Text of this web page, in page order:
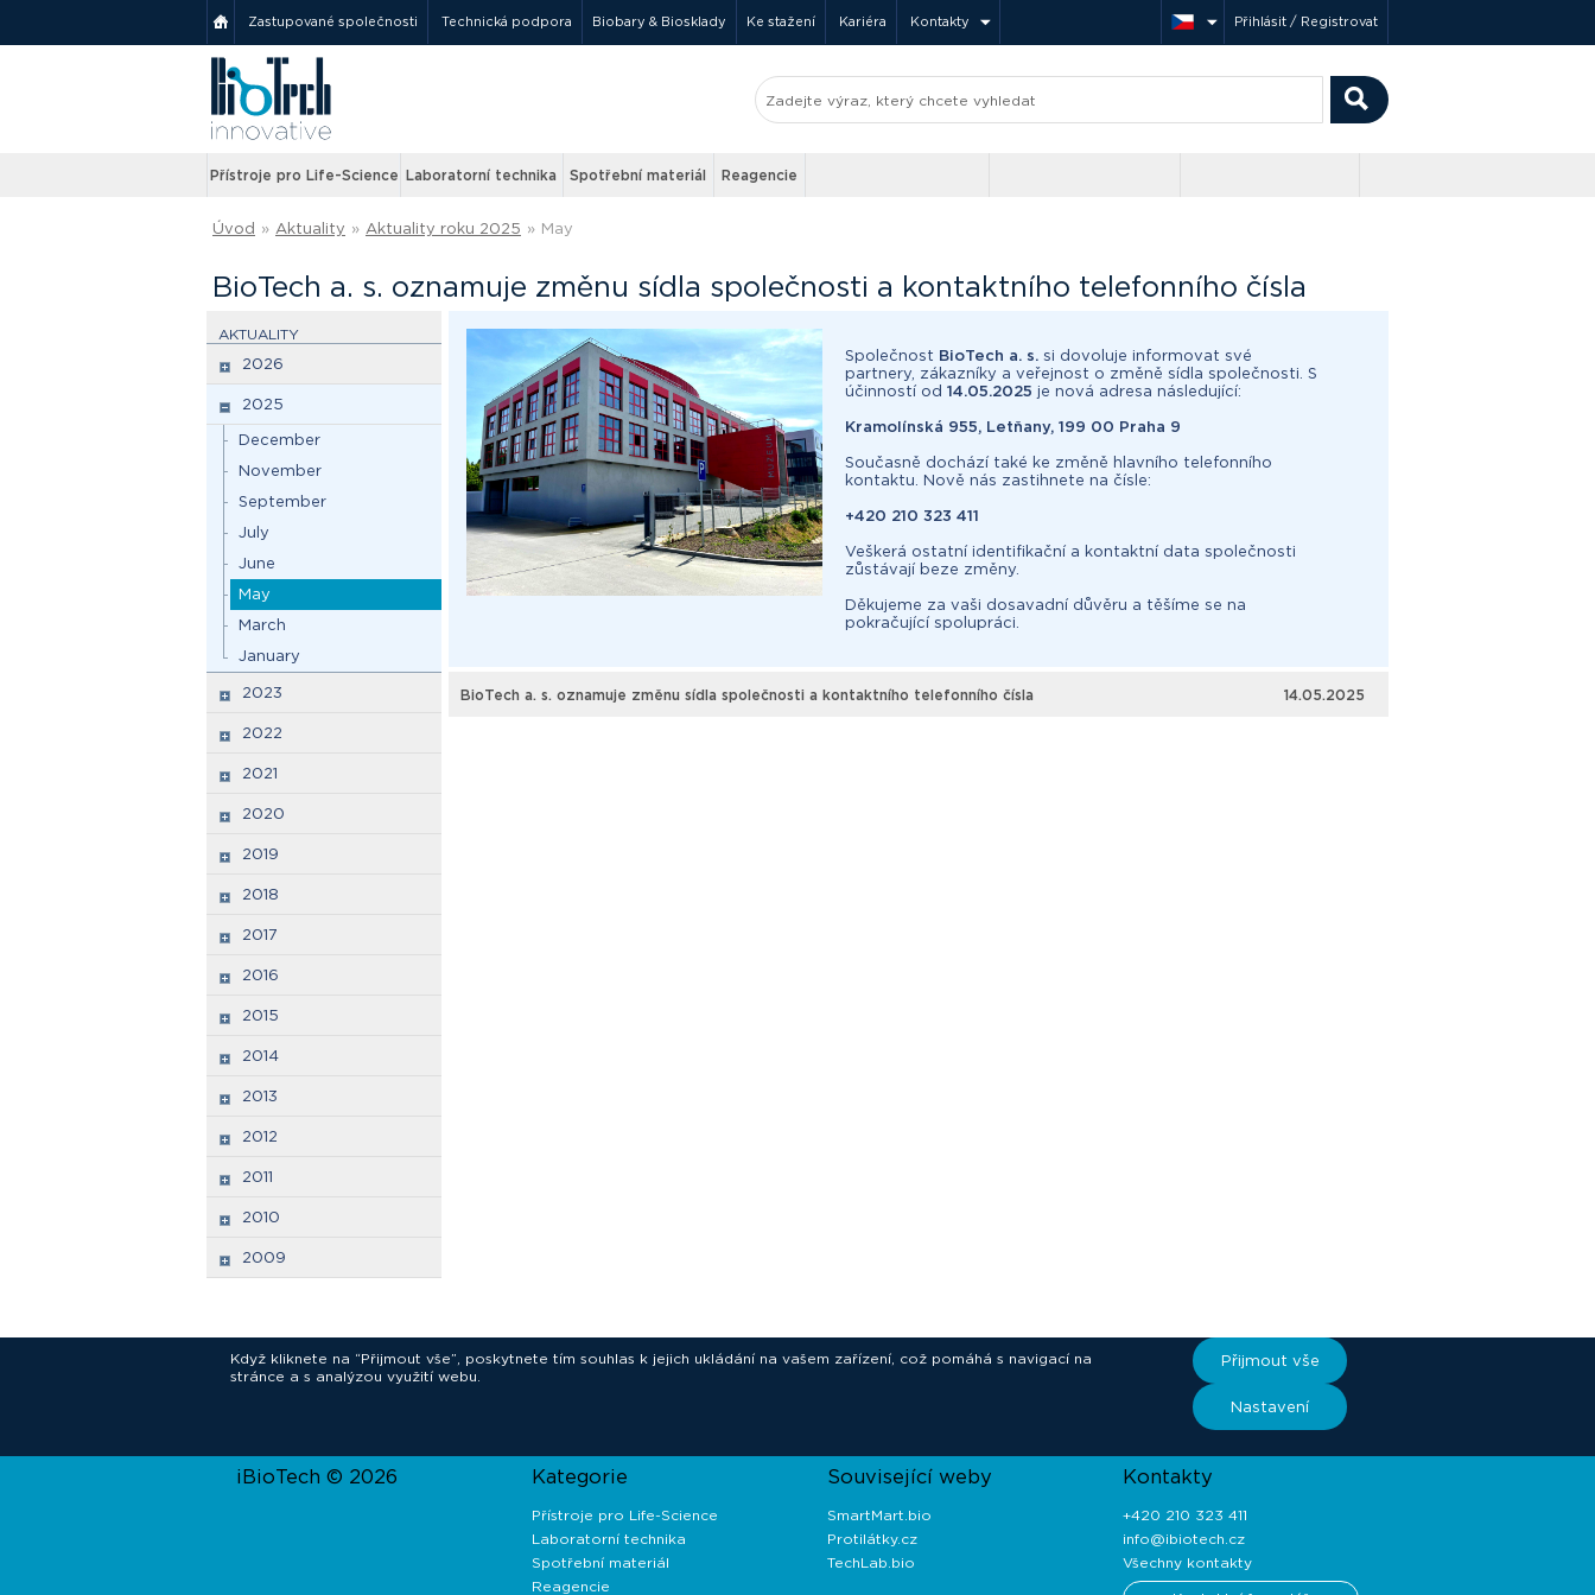
Zastupované společnosti Technická podpora Biobary & Biosklady Ke stažení Kariéra Kontakty Přihlásit / Registrovat
Přístroje pro Life-Science Laboratorní technika Spotřební materiál Reagencie
Úvod » Aktuality » Aktuality roku 2025 » May
BioTech a. s. oznamuje změnu sídla společnosti a kontaktního telefonního čísla
AKTUALITY
2026
2025
December
November
September
July
June
May
March
January
2023
2022
2021
2020
2019
2018
2017
2016
2015
2014
2013
2012
2011
2010
2009
Společnost BioTech a. s. si dovoluje informovat své
partnery, zákazníky a veřejnost o změně sídla společnosti. S
účinností od 14.05.2025 je nová adresa následující:
Kramolínská 955, Letňany, 199 00 Praha 9
Současně dochází také ke změně hlavního telefonního
kontaktu. Nově nás zastihnete na čísle:
+420 210 323 411
Veškerá ostatní identifikační a kontaktní data společnosti
zůstávají beze změny.
Děkujeme za vaši dosavadní důvěru a těšíme se na
pokračující spolupráci.
BioTech a. s. oznamuje změnu sídla společnosti a kontaktního telefonního čísla 14.05.2025
Když kliknete na “Přijmout vše”, poskytnete tím souhlas k jejich ukládání na vašem zařízení, což pomáhá s navigací na
stránce a s analýzou využití webu.
Přijmout vše
Nastavení
iBioTech © 2026 Kategorie
Přístroje pro Life-Science
Laboratorní technika
Spotřební materiál
Reagencie
Související weby
SmartMart.bio
Protilátky.cz
TechLab.bio
Kontakty
+420 210 323 411
info@ibiotech.cz
Všechny kontakty